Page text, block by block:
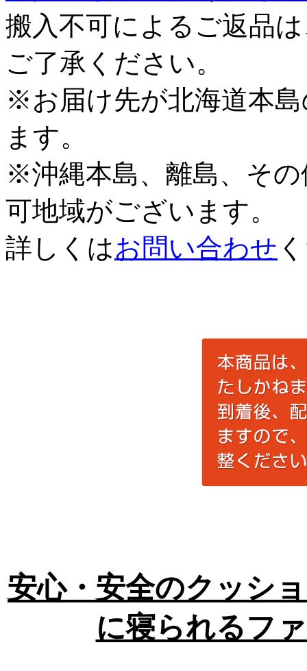
搬入不可によるご返品
ご了承ください。
※お届け先が北海道本
ます。
※沖縄本島、離島、そ
可地域がございます。
詳しくはお問い合わせ
安心・安全のクッシ
に寝られるフ